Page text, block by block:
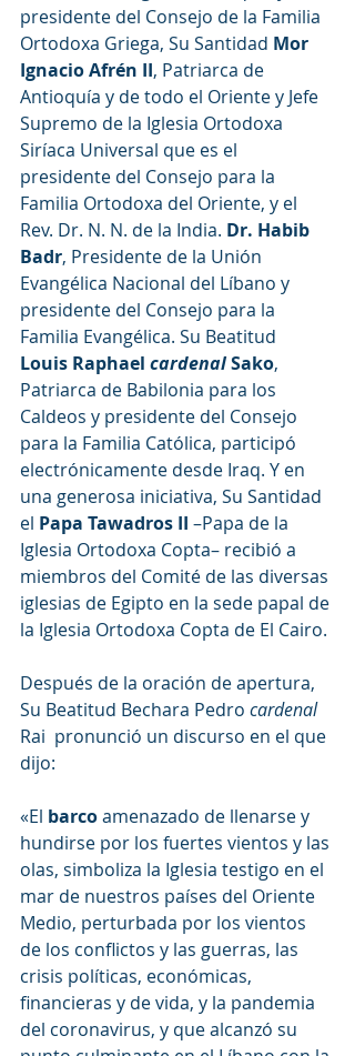
presidente del Consejo de la Familia
Ortodoxa Griega, Su Santidad Mor
Ignacio Afrén II, Patriarca de
Antioquía y de todo el Oriente y Jefe
Supremo de la Iglesia Ortodoxa
Siríaca Universal que es el
presidente del Consejo para la
Familia Ortodoxa del Oriente, y el
Rev. Dr. N. N. de la India. Dr. Habib
Badr, Presidente de la Unión
Evangélica Nacional del Líbano y
presidente del Consejo para la
Familia Evangélica. Su Beatitud
Louis Raphael cardenal Sako,
Patriarca de Babilonia para los
Caldeos y presidente del Consejo
para la Familia Católica, participó
electrónicamente desde Iraq. Y en
una generosa iniciativa, Su Santidad
el Papa Tawadros II –Papa de la
Iglesia Ortodoxa Copta– recibió a
miembros del Comité de las diversas
iglesias de Egipto en la sede papal de
la Iglesia Ortodoxa Copta de El Cairo.
Después de la oración de apertura,
Su Beatitud Bechara Pedro cardenal
Rai  pronunció un discurso en el que
dijo:
«El barco amenazado de llenarse y
hundirse por los fuertes vientos y las
olas, simboliza la Iglesia testigo en el
mar de nuestros países del Oriente
Medio, perturbada por los vientos
de los conflictos y las guerras, las
crisis políticas, económicas,
financieras y de vida, y la pandemia
del coronavirus, y que alcanzó su